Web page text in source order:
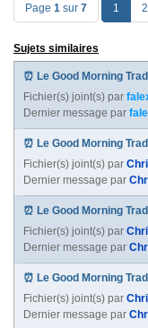
Page 1 sur 7 1 2
Sujets similaires
⏰ Le Good Morning
Fichier(s) joint(s) par
Dernier message par
⏰ Le Good Morning
Fichier(s) joint(s) par
Dernier message par
⏰ Le Good Morning
Fichier(s) joint(s) par
Dernier message par
⏰ Le Good Morning
Fichier(s) joint(s) par
Dernier message par